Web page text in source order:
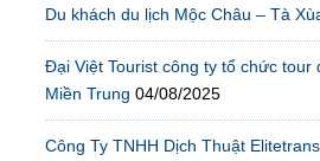
Du khách du lịch Mộc Châu – Tà
Đại Việt Tourist công ty tổ chức tour
Miền Trung 04/08/2025
Công Ty TNHH Dịch Thuật